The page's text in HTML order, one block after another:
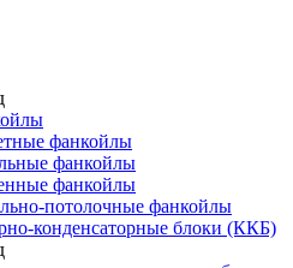
фанкойлы
фанкойлы
фанкойлы
потолочные фанкойлы
конденсаторные блоки (ККБ)